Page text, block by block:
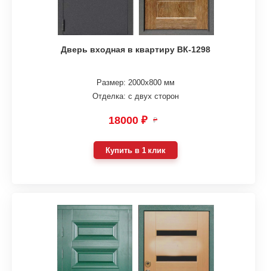
Дверь входная в квартиру ВК-1298
Размер: 2000х800 мм
Отделка: с двух сторон
18000 ₽ ₽
Купить в 1 клик